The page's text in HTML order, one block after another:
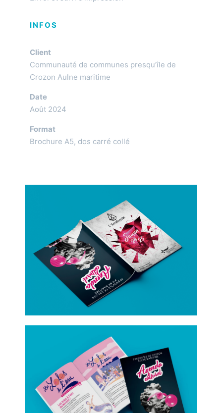
INFOS
Client
Communauté de communes presqu’île de
Crozon Aulne maritime
Date
Août 2024
Format
Brochure A5, dos carré collé